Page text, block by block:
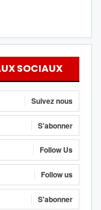
SOCIAUX
Suivez nous
S'abonner
Follow Us
Follow us
S'abonner